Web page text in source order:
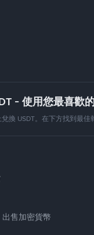
- 使用您最喜歡
換 USDT。在下方找到最佳
出售加密貨幣